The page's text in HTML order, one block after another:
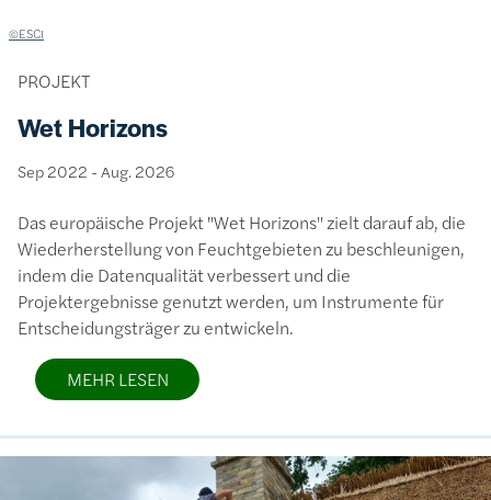
Lizenzinformationen einschließlich Urheberrecht
©ESCI
PROJEKT
Wet Horizons
Sep 2022 - Aug. 2026
Das europäische Projekt "Wet Horizons" zielt darauf ab, die
Wiederherstellung von Feuchtgebieten zu beschleunigen,
indem die Datenqualität verbessert und die
Projektergebnisse genutzt werden, um Instrumente für
Entscheidungsträger zu entwickeln.
MEHR LESEN